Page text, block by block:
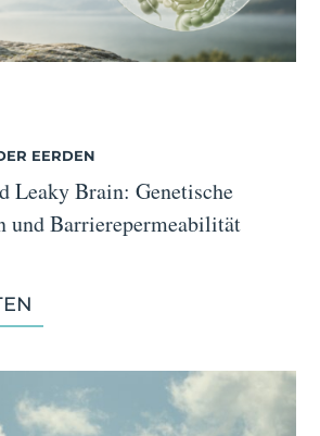
EERDEN
Leaky Brain: Genetische
und Barrierepermeabilität